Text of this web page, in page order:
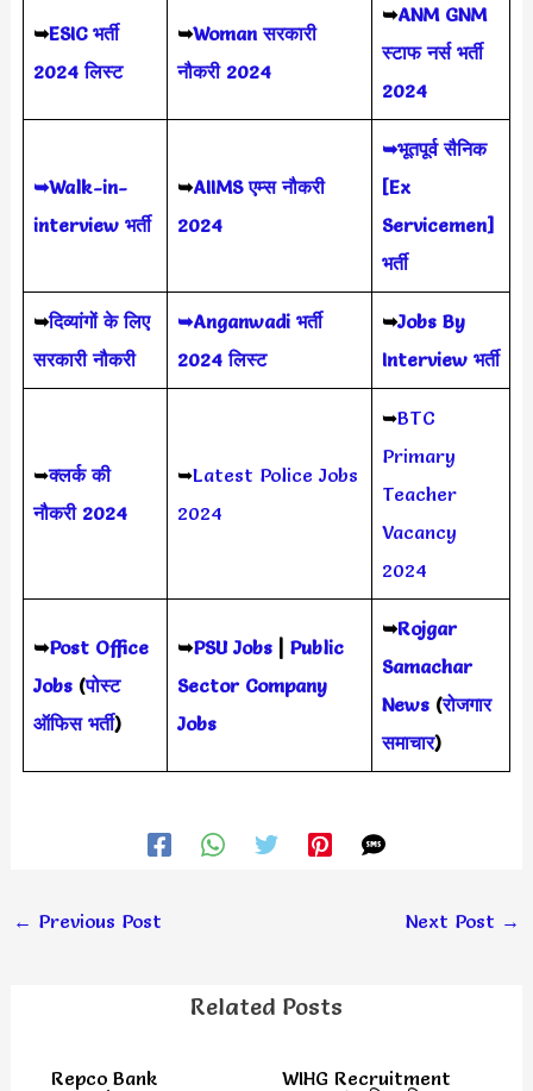
➥ESIC भर्ती
2024 लिस्ट
➥Woman सरकारी
नौकरी 2024
➥ANM GNM
स्टाफ नर्स भर्ती
2024
➥Walk-in-
interview भर्ती
➥AIIMS एम्स नौकरी
2024
➥भूतपूर्व सैनिक
[Ex
Servicemen]
भर्ती
➥दिव्यांगों के लिए
सरकारी नौकरी
➥Anganwadi भर्ती
2024 लिस्ट
➥Jobs By
Interview भर्ती
➥क्लर्क की
नौकरी 2024
➥Latest Police Jobs
2024
➥BTC
Primary
Teacher
Vacancy
2024
➥Post Office
Jobs(पोस्ट
ऑफिस भर्ती)
➥PSU Jobs| Public
Sector Company
Jobs
➥Rojgar
Samachar
News(रोजगार
समाचार)
← Previous Post Next Post →
Related Posts
Repco Bank
WIHG Recruitment